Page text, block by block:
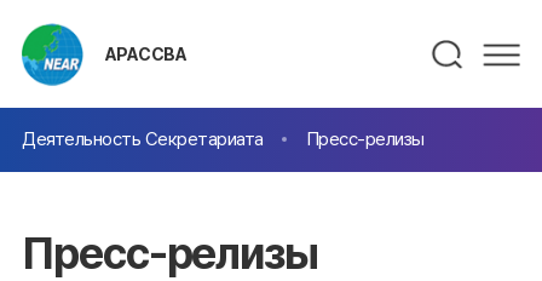
АРАССВА
Деятельность Секретариата Пресс-релизы
Пресс-релизы